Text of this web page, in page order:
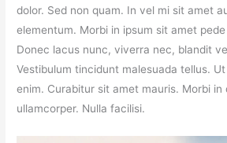
dolor. Sed non quam. In vel mi sit amet
elementum. Morbi in ipsum sit amet
Donec lacus nunc, viverra nec, blandit
Vestibulum tincidunt malesuada tellus.
enim. Curabitur sit amet mauris. Morbi in
ullamcorper. Nulla facilisi.